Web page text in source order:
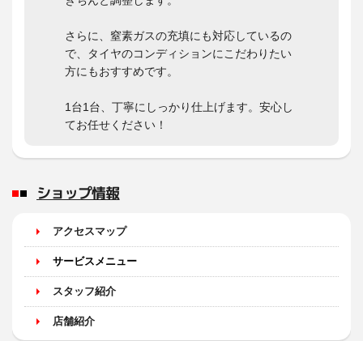
さらに、窒素ガスの充填にも対応しているの
で、タイヤのコンディションにこだわりたい
方にもおすすめです。
1台1台、丁寧にしっかり仕上げます。安心し
てお任せください！
ショップ情報
アクセスマップ
サービスメニュー
スタッフ紹介
店舗紹介